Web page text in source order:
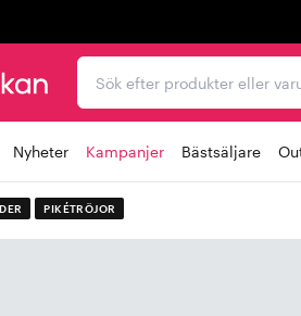
Sök efter produkter eller
Nyheter Kampanjer Bästsäljare
PIKÉTRÖJOR